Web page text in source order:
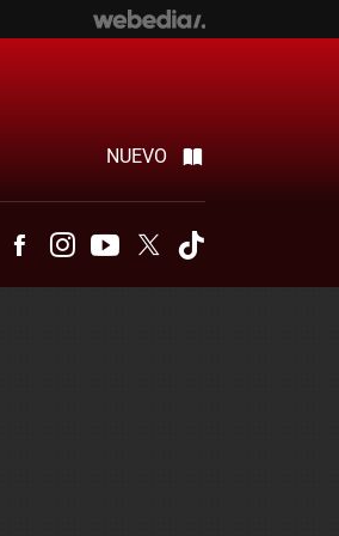
NUEVO
TelegramFacebookInstagramYoutubeTwitter